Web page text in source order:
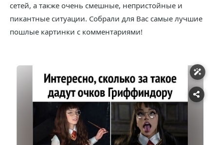
сетей, а также очень смешные, непристойные и
пикантные ситуации. Собрали для Вас самые лучшие
пошлые картинки с комментариями!